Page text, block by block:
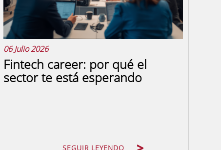
resolver Make. Lo...
06 Julio 2026
Fintech career: por qué el
sector te está esperando
SEGUIR LEYENDO